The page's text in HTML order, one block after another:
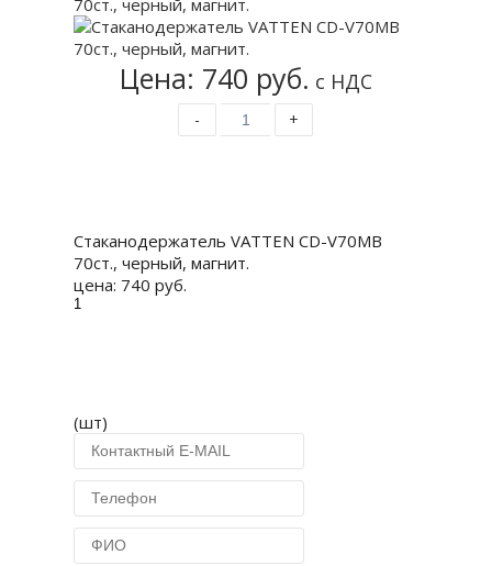
Цена: 740 руб. с НДС
- +
Стаканодержатель VATTEN CD-V70MB
70ст., черный, магнит.
цена: 740 руб.
(шт)